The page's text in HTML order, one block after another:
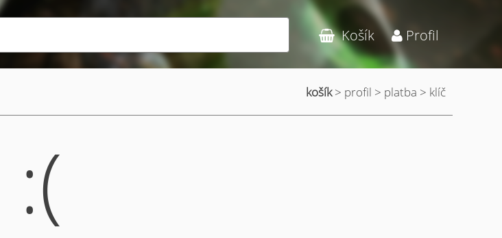
Košík Profil
košík> profil > platba > klíč
:(